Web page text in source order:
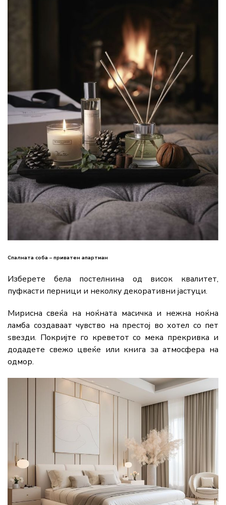
Спалната соба – приватен апартман
Изберете бела постелнина од висок квалитет,
пуфкасти перници и неколку декоративни јастуци.
Мирисна свеќа на ноќната масичка и нежна ноќна
ламба создаваат чувство на престој во хотел со пет
ѕвезди. Покријте го креветот со мека прекривка и
додадете свежо цвеќе или книга за атмосфера на
одмор.